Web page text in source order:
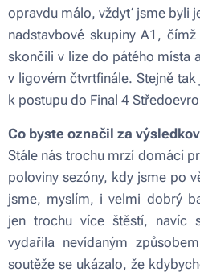
opravdu málo, vždyť jsme byli
nadstavbové skupiny A1,
skončili v lize do pátého místa
v ligovém čtvrtfinále. Stejně
k postupu do Final 4
Co byste označil za
Stále nás trochu mrzí domácí
poloviny sezóny, kdy jsme po
jsme, myslím, i velmi dobrý
jen trochu více štěstí, navíc
vydařila nevídaným
soutěže se ukázalo, že